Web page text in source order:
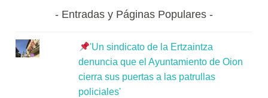
Entradas y Páginas Populares
'Un sindicato de la Ertzaintza
denuncia que el Ayuntamiento de Oion
cierra sus puertas a las patrullas
policiales'